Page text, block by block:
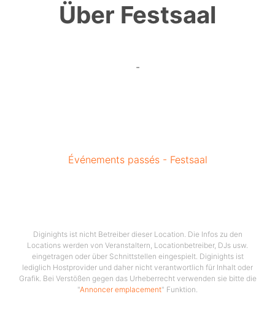
Über Festsaal
-
Événements passés - Festsaal
Diginights ist nicht Betreiber dieser Location. Die Infos zu den
Locations werden von Veranstaltern, Locationbetreiber, DJs usw.
eingetragen oder über Schnittstellen eingespielt. Diginights ist
lediglich Hostprovider und daher nicht verantwortlich für Inhalt oder
Grafik. Bei Verstößen gegen das Urheberrecht verwenden sie bitte die
"Annoncer emplacement" Funktion.